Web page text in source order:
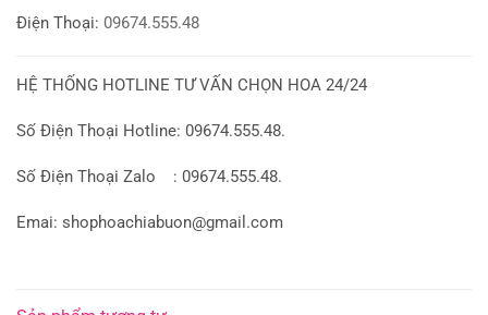
Điện Thoại: 09674.555.48
HỆ THỐNG HOTLINE TƯ VẤN CHỌN HOA 24/24
Số Điện Thoại Hotline: 09674.555.48.
Số Điện Thoại Zalo : 09674.555.48.
Emai: shophoachiabuon@gmail.com